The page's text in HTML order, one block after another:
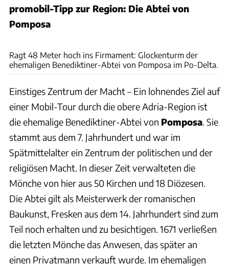
promobil-Tipp zur Region: Die Abtei von
Pomposa
Ragt 48 Meter hoch ins Firmament: Glockenturm der
ehemaligen Benediktiner-Abtei von Pomposa im Po-Delta.
Einstiges Zentrum der Macht – Ein lohnendes Ziel auf
einer Mobil-Tour durch die obere Adria-Region ist
die ehemalige Benediktiner-Abtei von Pomposa. Sie
stammt aus dem 7. Jahrhundert und war im
Spätmittelalter ein Zentrum der politischen und der
religiösen Macht. In dieser Zeit verwalteten die
Mönche von hier aus 50 Kirchen und 18 Diözesen.
Die Abtei gilt als Meisterwerk der romanischen
Baukunst, Fresken aus dem 14. Jahrhundert sind zum
Teil noch erhalten und zu besichtigen. 1671 verließen
die letzten Mönche das Anwesen, das später an
einen Privatmann verkauft wurde. Im ehemaligen